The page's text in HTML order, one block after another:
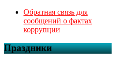
Обратная связь для
сообщений о фактах
коррупции
Праздники